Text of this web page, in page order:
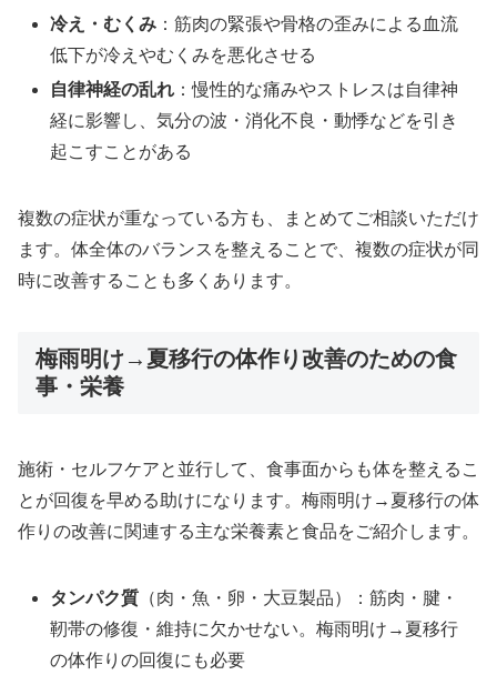
冷え・むくみ ：筋肉の緊張や骨格の歪みによる血流
低下が冷えやむくみを悪化させる
自律神経の乱れ ：慢性的な痛みやストレスは自律神
経に影響し、気分の波・消化不良・動悸などを引き
起こすことがある
複数の症状が重なっている方も、まとめてご相談いただけ
ます。体全体のバランスを整えることで、複数の症状が同
時に改善することも多くあります。
梅雨明け→夏移行の体作り改善のための食
事・栄養
施術・セルフケアと並行して、食事面からも体を整えるこ
とが回復を早める助けになります。梅雨明け→夏移行の体
作りの改善に関連する主な栄養素と食品をご紹介します。
タンパク質 （肉・魚・卵・大豆製品）：筋肉・腱・
靭帯の修復・維持に欠かせない。梅雨明け→夏移行
の体作りの回復にも必要